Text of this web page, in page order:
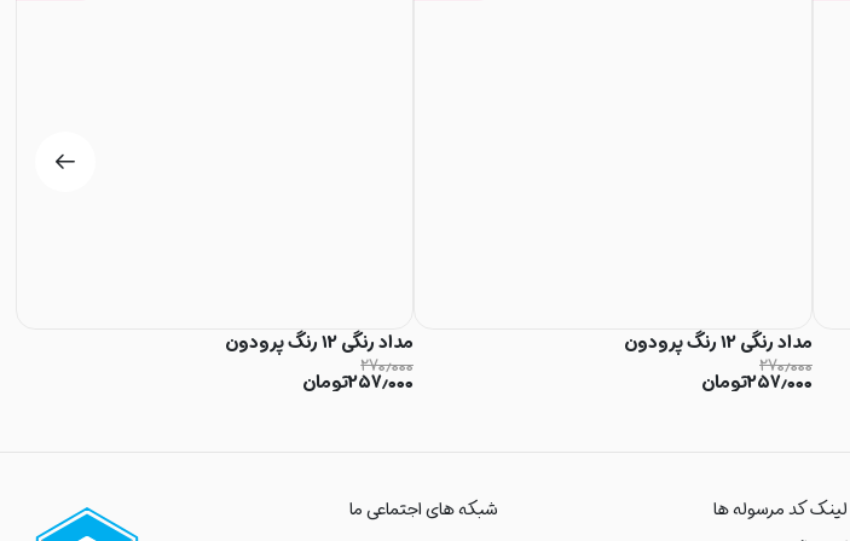
مداد رنگی ۱۲ رنگ پرودون
۲۷۰٫۰۰۰
۲۵۷٫۰۰۰تومان
مداد رنگی ۱۲ رنگ پرودون
۲۷۰٫۰۰۰
۲۵۷٫۰۰۰تومان
لینک کد مرسوله ها
شبکه های اجتماعی ما